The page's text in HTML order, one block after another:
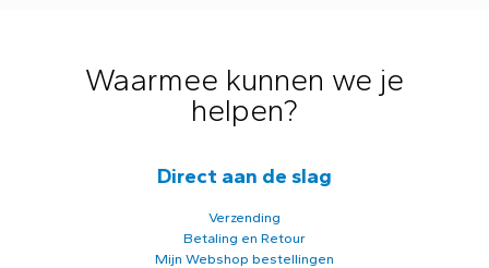
Waarmee kunnen we je
helpen?
Direct aan de slag
Verzending
Betaling en Retour
Mijn Webshop bestellingen